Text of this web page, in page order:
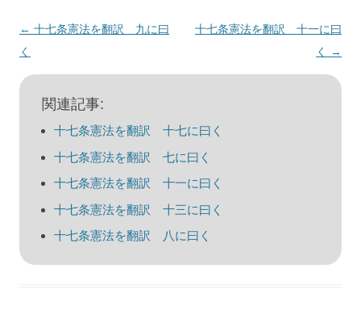
投
稿
ナ
← 十七条憲法を翻訳 九に曰
く
十七条憲法を翻訳 十一に曰
く
→
関連記事:
十七条憲法を翻訳 十七に曰く
十七条憲法を翻訳 七に曰く
十七条憲法を翻訳 十一に曰く
十七条憲法を翻訳 十三に曰く
十七条憲法を翻訳 八に曰く